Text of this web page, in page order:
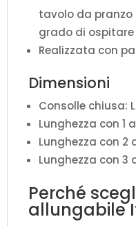
tavolo da pranzo
grado di ospitare
Realizzata con
Dimensioni
Consolle chiusa:
Lunghezza con 1
Lunghezza con 2
Lunghezza con 3
Perché
allungabile